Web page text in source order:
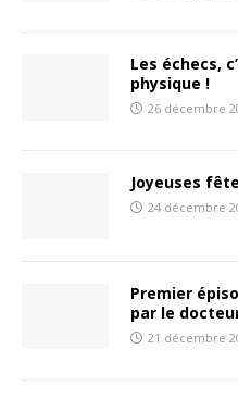
Les échecs,
physique !
26 décembre
Joyeuses
24 décembre
Premier
par le
21 décembre